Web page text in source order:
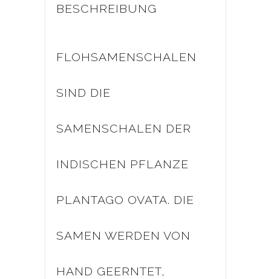
BESCHREIBUNG
FLOHSAMENSCHALEN
SIND DIE
SAMENSCHALEN DER
INDISCHEN PFLANZE
PLANTAGO OVATA. DIE
SAMEN WERDEN VON
HAND GEERNTET,